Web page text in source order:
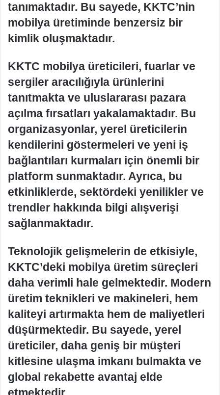
tanımaktadır. Bu sayede, KKTC’nin
mobilya üretiminde benzersiz bir
kimlik oluşmaktadır.
KKTC mobilya üreticileri, fuarlar ve
sergiler aracılığıyla ürünlerini
tanıtmakta ve uluslararası pazara
açılma fırsatları yakalamaktadır. Bu
organizasyonlar, yerel üreticilerin
kendilerini göstermeleri ve yeni iş
bağlantıları kurmaları için önemli bir
platform sunmaktadır. Ayrıca, bu
etkinliklerde, sektördeki yenilikler ve
trendler hakkında bilgi alışverişi
sağlanmaktadır.
Teknolojik gelişmelerin de etkisiyle,
KKTC’deki mobilya üretim süreçleri
daha verimli hale gelmektedir. Modern
üretim teknikleri ve makineleri, hem
kaliteyi artırmakta hem de maliyetleri
düşürmektedir. Bu sayede, yerel
üreticiler, daha geniş bir müşteri
kitlesine ulaşma imkanı bulmakta ve
global rekabette avantaj elde